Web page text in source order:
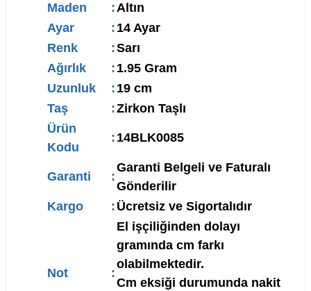
Maden :Altın
Ayar
: 14 Ayar
Renk
:Sarı
Ağırlık
: 1.95 Gram
Uzunluk
: 19 cm
Taş
:Zirkon Taşlı
Ürün
Kodu
: 14BLK0085
Garanti :
Garanti Belgeli ve Faturalı
Gönderilir
Kargo
: Ücretsiz ve Sigortalıdır
Not :
El işçiliğinden dolayı
gramında cm farkı
olabilmektedir.
Cm eksiği durumunda nakit